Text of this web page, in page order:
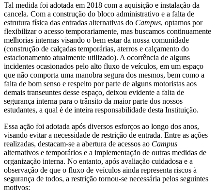
Tal medida foi adotada em 2018 com a aquisição e instalação da
cancela. Com a construção do bloco administrativo e a falta de
estrutura física das entradas alternativas do Campus, optamos por
flexibilizar o acesso temporariamente, mas buscamos continuamente
melhorias internas visando o bem estar da nossa comunidade
(construção de calçadas temporárias, aterros e calçamento do
estacionamento atualmente utilizado). A ocorrência de alguns
incidentes ocasionados pelo alto fluxo de veículos, em um espaço
que não comporta uma manobra segura dos mesmos, bem como a
falta de bom senso e respeito por parte de alguns motoristas aos
demais transeuntes desse espaço, deixou evidente a falta de
segurança interna para o trânsito da maior parte dos nossos
estudantes, a qual é de inteira responsabilidade desta Instituição.
Essa ação foi adotada após diversos esforços ao longo dos anos,
visando evitar a necessidade de restrição de entrada. Entre as ações
realizadas, destacam-se a abertura de acessos ao Campus
alternativos e temporários e a implementação de outras medidas de
organização interna. No entanto, após avaliação cuidadosa e a
observação de que o fluxo de veículos ainda representa riscos à
segurança de todos, a restrição tornou-se necessária pelos seguintes
motivos: